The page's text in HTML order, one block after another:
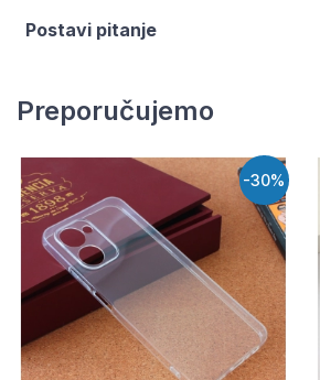
Postavi pitanje
Preporučujemo
-30%